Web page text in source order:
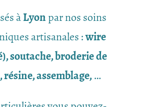
àLyonpar nos soins
artisanales :wire
soutache, broderie de
assemblage,…